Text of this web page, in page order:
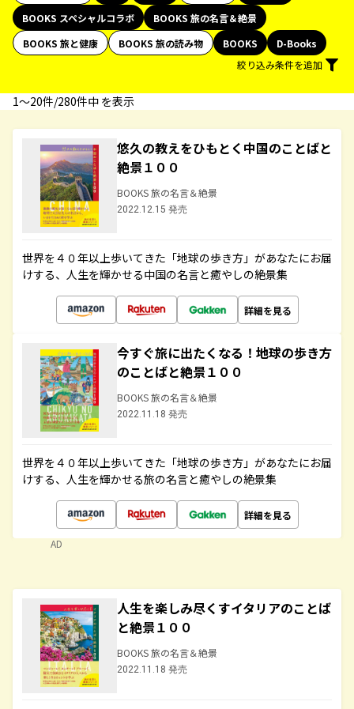
BOOKS スペシャルコラボ
BOOKS 旅の名言＆絶景
BOOKS 旅と健康
BOOKS 旅の読み物 BOOKS
D-Books
絞り込み条件を追加
1〜20件/280件中 を表示
悠久の教えをひもとく中国のことばと
絶景１００
BOOKS 旅の名言＆絶景
2022.12.15 発売
世界を４０年以上歩いてきた「地球の歩き方」があなたにお届
けする、人生を輝かせる中国の名言と癒やしの絶景集
詳細を見る
今すぐ旅に出たくなる！地球の歩き方
のことばと絶景１００
BOOKS 旅の名言＆絶景
2022.11.18 発売
世界を４０年以上歩いてきた「地球の歩き方」があなたにお届
けする、人生を輝かせる旅の名言と癒やしの絶景集
詳細を見る
AD
人生を楽しみ尽くすイタリアのことば
と絶景１００
BOOKS 旅の名言＆絶景
2022.11.18 発売